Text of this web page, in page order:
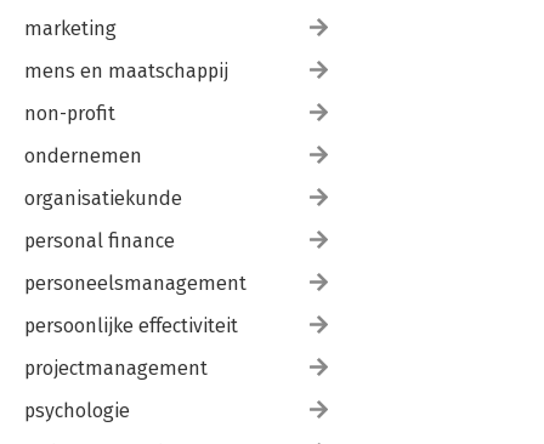
marketing
mens en maatschappij
non-profit
ondernemen
organisatiekunde
personal finance
personeelsmanagement
persoonlijke effectiviteit
projectmanagement
psychologie